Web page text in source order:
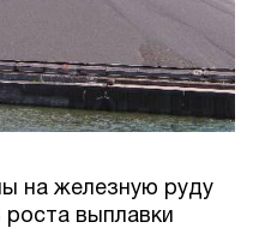
на железную руду
выплавки